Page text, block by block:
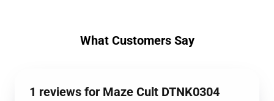
What Customers Say
1 reviews for Maze Cult DTNK0304